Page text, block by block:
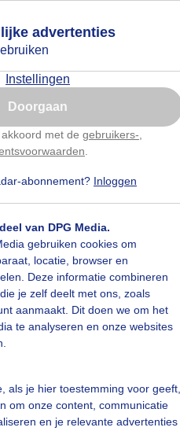
advertenties
Instellingen
Doorgaan
met de gebruikers-
abonnement? Inloggen
van DPG Media.
gebruiken cookies om
locatie, browser en
Deze informatie combineren
je zelf deelt met ons, zoals
aanmaakt. Dit doen we om het
te analyseren en onze websites
als je hier toestemming voor geeft,
om onze content, communicatie
en je relevante advertenties
aardappelplanten komen
04-2024, 86x bekeken
er zo een pop-up uit
deze toestemming
wordt.
toon de popup
misschien later
wil je niet elke dag deze pop-up
om dit aan te passen